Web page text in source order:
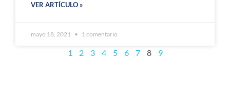
VER ARTÍCULO »
mayo 18, 2021 1 comentario
1 2 3 4 5 6 7 8 9